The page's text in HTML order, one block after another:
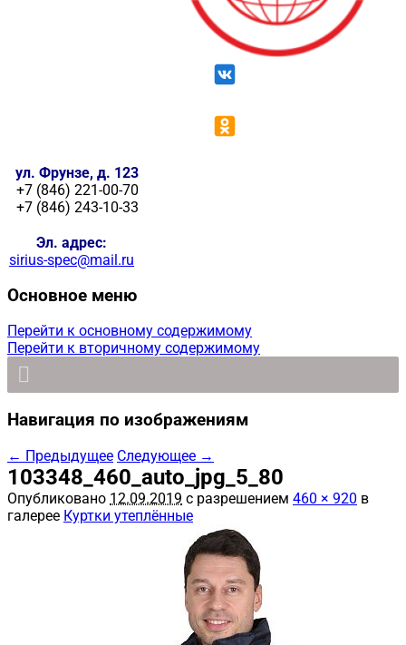
ул. Фрунзе, д. 123
+7 (846) 221-00-70
+7 (846) 243-10-33
Эл. адрес:
sirius-spec@mail.ru
Основное меню
Перейти к основному содержимому
Перейти к вторичному содержимому
Навигация по изображениям
← Предыдущее Следующее →
103348_460_auto_jpg_5_80
Опубликовано 12.09.2019 с разрешением 460 × 920 в
галерее Куртки утеплённые